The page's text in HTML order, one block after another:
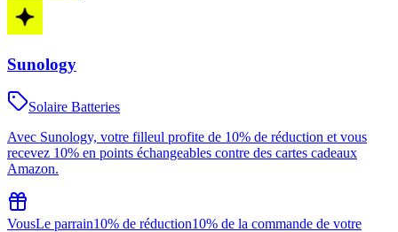
Sunology
Solaire Batteries
Avec Sunology, votre filleul profite de 10% de réduction et vous
recevez 10% en points échangeables contre des cartes cadeaux
Amazon.
VousLe parrain10% de réduction10% de la commande de votre